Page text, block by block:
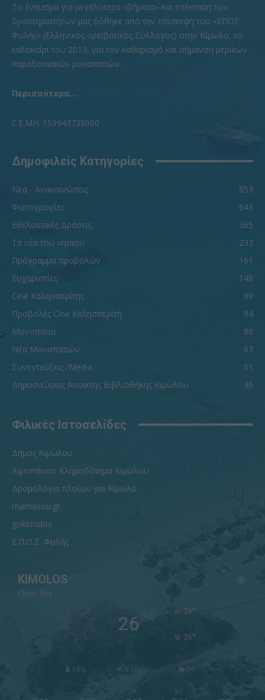
To έναυσμα για μεγαλύτερα «βήματα» και επέκταση των
δραστηριοτήτων μας δόθηκε από την επίσκεψη του «ΕΠΟΣ
Φυλής» (Ελληνικός ορειβατικός Σύλλογος) στην Κίμωλο, το
καλοκαίρι του 2013, για τον καθαρισμό και σήμανση μερικών
παραδοσιακών μονοπατιών.
Περισσότερα...
Γ.Ε.ΜΗ. 159943738000
Δημοφιλείς Κατηγορίες
Νεα - Ανακοινώσεις
853
Φωτογραφίες
643
Εθελοντικές Δράσεις
365
Τα νέα του νησιού
233
Πρόγραμμα προβολών
161
Ευχαριστίες
148
Cine Καλησπερίτης
99
Προβολές Cine Καλησπερίτη
94
Μονοπάτια
88
Νέα Μονοπατιών
63
Συνεντεύξεις /Media
51
Δημοσιεύσεις Ανοικτής Βιβλιοθήκης Κιμώλου
46
Φιλικές Ιστοσελίδες
Δήμος Κιμώλου
Αφεντάκειο Κληροδότημα Κιμώλου
Δρομολόγια πλοίων για Κίμωλο
mamasou.gr
gokimolos
Ε.Π.Ο.Σ. Φυλής
KIMOLOS
Clear Sky
26 ° C 26°
26°
68% 9.1m/s 0%
ΠΕ ΠΑ ΣΑ ΚΥ ΔΕ